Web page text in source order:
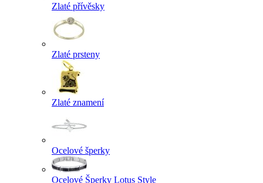
Zlaté přívěsky
Zlaté prsteny
Zlaté znamení
Ocelové šperky
Ocelové Šperky Lotus Style